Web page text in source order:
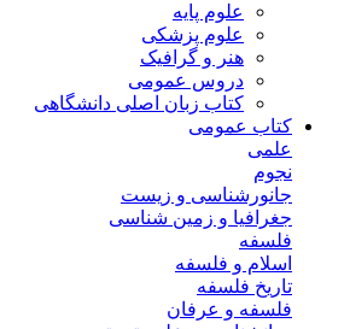
علوم پایه
علوم پزشکی
هنر و گرافیک
دروس عمومی
کتاب زبان اصلی دانشگاهی
کتاب عمومی
علمی
نجوم
جانورشناسی و زیست
جغرافیا و زمین شناسی
فلسفه
اسلام و فلسفه
تاریخ فلسفه
فلسفه و عرفان